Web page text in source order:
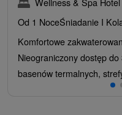
Od 1 NoceŚniadanie I
Komfortowe
Nieograniczony dostęp
basenów termalnych,